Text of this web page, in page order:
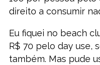
direito a consumir
Eu fiquei no beach
R$ 70 pelo day use,
também. Mas pude